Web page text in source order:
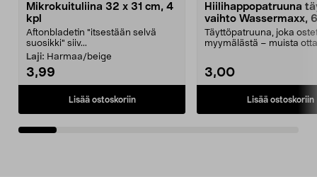
Mikrokuituliina 32 x 31 cm, 4
kpl
Aftonbladetin "itsestään selvä
suosikki" siiv...
Laji: Harmaa/beige
3,99
Lisää ostoskoriin
Hiilihappopatruuna
vaihto Wassermaxx,
Täyttöpatruuna, joka
myymälästä – muista
3,00
Lisää ostoskoriin